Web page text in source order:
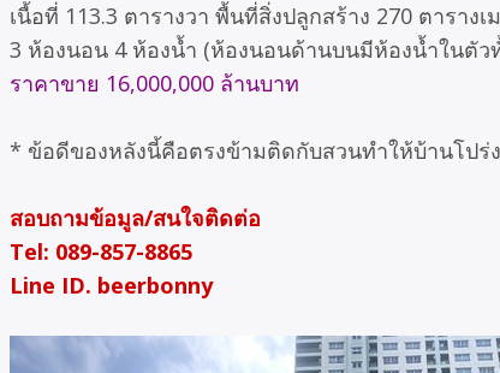
เนื้อที่ 113.3 ตารางวา พื้นที่สิ่งปลูกสร้าง 270 ตารางเ
3 ห้องนอน 4 ห้องน้ำ (ห้องนอนด้านบนมีห้องน้ำในตั
ราคาขาย 16,000,000 ล้านบาท
* ข้อดีของหลังนี้คือตรงข้ามติดกับสวนทำให้บ้านโปร่
สอบถามข้อมูล/สนใจติดต่อ
Tel: 089-857-8865
Line ID. beerbonny